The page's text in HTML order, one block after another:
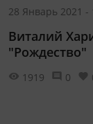
28 Январь 2021 -
Виталий
"Рождество"
1919 0